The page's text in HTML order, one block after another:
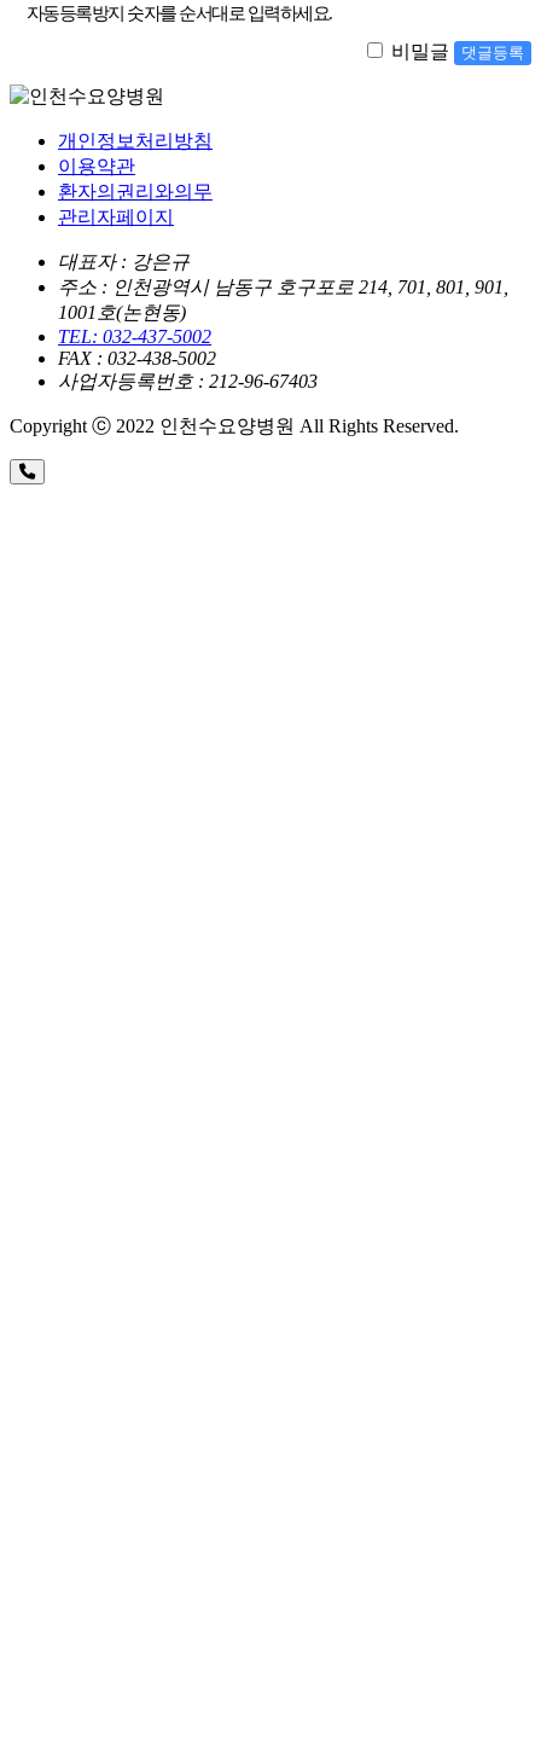
자동등록방지 숫자를 순서대로 입력하세요.
비밀글
댓글등록
개인정보처리방침
이용약관
환자의권리와의무
관리자페이지
대표자 : 강은규
주소 : 인천광역시 남동구 호구포로 214, 701, 801, 901,
1001호(논현동)
TEL: 032-437-5002
FAX : 032-438-5002
사업자등록번호 : 212-96-67403
Copyright ⓒ 2022 인천수요양병원 All Rights Reserved.